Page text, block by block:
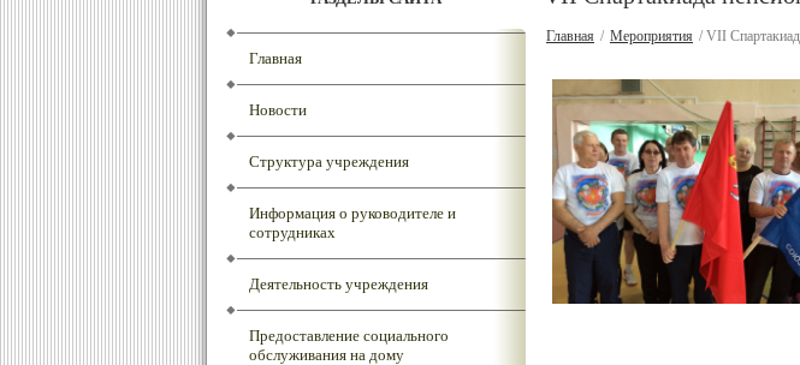
Главная
Новости
Структура учреждения
Информация о руководителе и
сотрудниках
Деятельность учреждения
Предоставление социального
обслуживания на дому
Главная / Мероприятия / VII